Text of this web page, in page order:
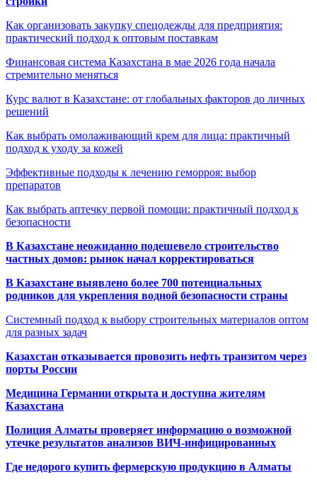
Как организовать закупку спецодежды для предприятия:
практический подход к оптовым поставкам
Финансовая система Казахстана в мае 2026 года начала
стремительно меняться
Курс валют в Казахстане: от глобальных факторов до личных
решений
Как выбрать омолаживающий крем для лица: практичный
подход к уходу за кожей
Эффективные подходы к лечению геморроя: выбор
препаратов
Как выбрать аптечку первой помощи: практичный подход к
безопасности
В Казахстане неожиданно подешевело строительство
частных домов: рынок начал корректироваться
В Казахстане выявлено более 700 потенциальных
родников для укрепления водной безопасности страны
Системный подход к выбору строительных материалов оптом
для разных задач
Казахстан отказывается провозить нефть транзитом через
порты России
Медицина Германии открыта и доступна жителям
Казахстана
Полиция Алматы проверяет информацию о возможной
утечке результатов анализов ВИЧ-инфицированных
Где недорого купить фермерскую продукцию в Алматы